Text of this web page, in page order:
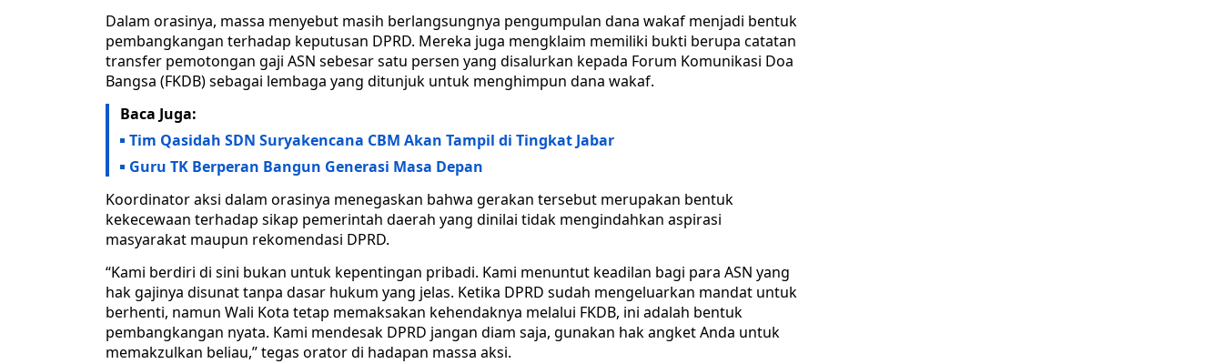
Dalam orasinya, massa menyebut masih berlangsungnya pengumpulan dana wakaf menjadi bentuk
pembangkangan terhadap keputusan DPRD. Mereka juga mengklaim memiliki bukti berupa catatan
transfer pemotongan gaji ASN sebesar satu persen yang disalurkan kepada Forum Komunikasi Doa
Bangsa (FKDB) sebagai lembaga yang ditunjuk untuk menghimpun dana wakaf.
Baca Juga:
Tim Qasidah SDN Suryakencana CBM Akan Tampil di Tingkat Jabar
Guru TK Berperan Bangun Generasi Masa Depan
Koordinator aksi dalam orasinya menegaskan bahwa gerakan tersebut merupakan bentuk
kekecewaan terhadap sikap pemerintah daerah yang dinilai tidak mengindahkan aspirasi
masyarakat maupun rekomendasi DPRD.
“Kami berdiri di sini bukan untuk kepentingan pribadi. Kami menuntut keadilan bagi para ASN yang
hak gajinya disunat tanpa dasar hukum yang jelas. Ketika DPRD sudah mengeluarkan mandat untuk
berhenti, namun Wali Kota tetap memaksakan kehendaknya melalui FKDB, ini adalah bentuk
pembangkangan nyata. Kami mendesak DPRD jangan diam saja, gunakan hak angket Anda untuk
memakzulkan beliau,” tegas orator di hadapan massa aksi.